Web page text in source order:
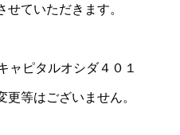
せていただきます。
ャピタルオシダ４０１
等はございません。